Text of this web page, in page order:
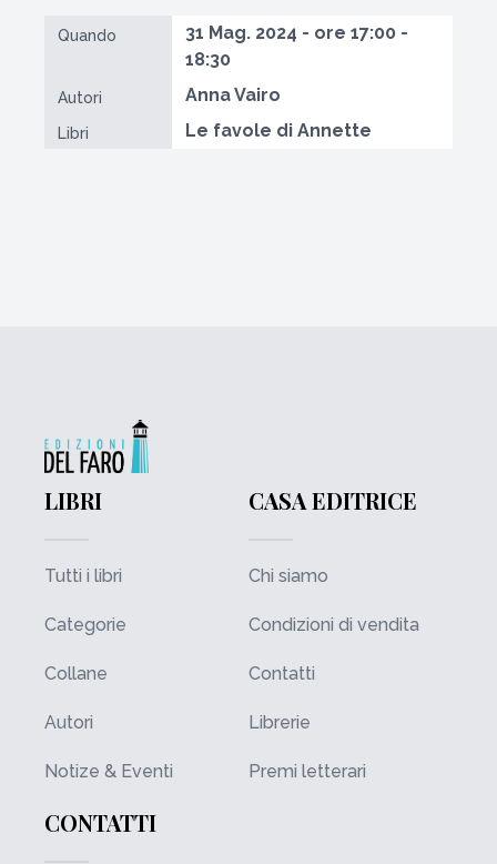
Quando
31 Mag. 2024 - ore 17:00 -
18:30
Autori Anna Vairo
Libri Le favole di Annette
LIBRI
Tutti i libri
Categorie
Collane
Autori
Notize & Eventi
CASA EDITRICE
Chi siamo
Condizioni di vendita
Contatti
Librerie
Premi letterari
CONTATTI